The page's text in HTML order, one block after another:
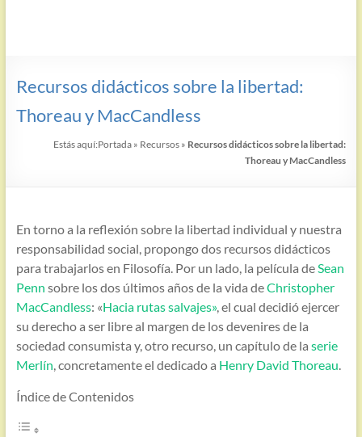
Recursos didácticos sobre la libertad:
Thoreau y MacCandless
Estás aquí:Portada » Recursos » Recursos didácticos sobre la libertad:
Thoreau y MacCandless
En torno a la reflexión sobre la libertad individual y nuestra
responsabilidad social, propongo dos recursos didácticos
para trabajarlos en Filosofía. Por un lado, la película deSean
Penn sobre los dos últimos años de la vida deChristopher
MacCandless: «Hacia rutas salvajes», el cual decidió ejercer
su derecho a ser libre al margen de los devenires de la
sociedad consumista y, otro recurso, un capítulo de la serie
Merlín, concretamente el dedicado a Henry David Thoreau.
Índice de Contenidos